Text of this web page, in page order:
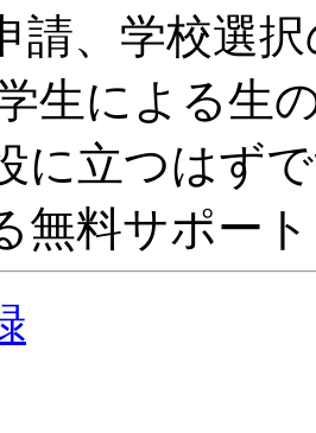
請、学校選
生による生
に立つはず
無料サポー